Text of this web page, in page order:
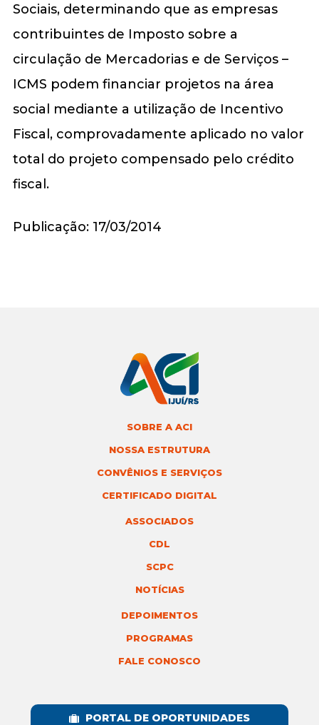
Sociais, determinando que as empresas
contribuintes de Imposto sobre a
circulação de Mercadorias e de Serviços –
ICMS podem financiar projetos na área
social mediante a utilização de Incentivo
Fiscal, comprovadamente aplicado no valor
total do projeto compensado pelo crédito
fiscal.
Publicação: 17/03/2014
SOBRE A ACI
NOSSA ESTRUTURA
CONVÊNIOS E SERVIÇOS
CERTIFICADO DIGITAL
ASSOCIADOS
CDL
SCPC
NOTÍCIAS
DEPOIMENTOS
PROGRAMAS
FALE CONOSCO
PORTAL DE OPORTUNIDADES